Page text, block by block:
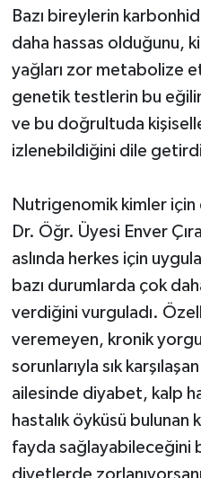
Bazı bireylerin
daha hassas olduğunu,
yağları zor metabolize
genetik testlerin bu
ve bu doğrultuda
izlenebildiğini dile
Nutrigenomik kimler için
Dr. Öğr. Üyesi Enver
aslında herkes için
bazı durumlarda çok
verdiğini vurguladı.
veremeyen, kronik
sorunlarıyla sık
ailesinde diyabet, kalp
hastalık öyküsü
fayda sağlayabileceğini